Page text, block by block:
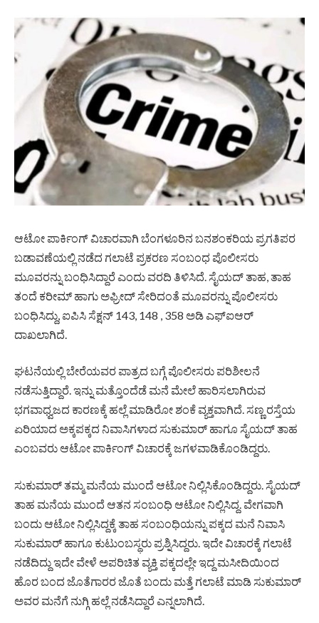
ಆಟೋ ಪಾರ್ಕಿಂಗ್ ವಿಚಾರವಾಗಿ ಬೆಂಗಳೂರಿನ ಬನಶಂಕರಿಯ ಪ್ರಗತಿಪರ
ಬಡಾವಣೆಯಲ್ಲಿ ನಡೆದ ಗಲಾಟೆ ಪ್ರಕರಣ ಸಂಬಂಧ ಪೊಲೀಸರು
ಮೂವರನ್ನು ಬಂಧಿಸಿದ್ದಾರೆ ಎಂದು ವರದಿ ತಿಳಿಸಿದೆ. ಸೈಯದ್ ತಾಹ, ತಾಹ
ತಂದೆ ಕರೀಮ್ ಹಾಗು ಅಫ್ರೀದ್ ಸೇರಿದಂತೆ ಮೂವರನ್ನು ಪೊಲೀಸರು
ಬಂಧಿಸಿದ್ದು, ಐಪಿಸಿ ಸೆಕ್ಷನ್ 143, 148 , 358 ಅಡಿ ಎಫ್​ಐಆರ್
ದಾಖಲಾಗಿದೆ.
ಘಟನೆಯಲ್ಲಿ ಬೇರೆಯವರ ಪಾತ್ರದ ಬಗ್ಗೆ ಪೊಲೀಸರು ಪರಿಶೀಲನೆ
ನಡೆಸುತ್ತಿದ್ದಾರೆ. ಇನ್ನು ಮತ್ತೊಂದೆಡೆ ಮನೆ ಮೇಲೆ ಹಾರಿಸಲಾಗಿರುವ
ಭಗವಾಧ್ವಜದ ಕಾರಣಕ್ಕೆ ಹಲ್ಲೆ ಮಾಡಿರೋ ಶಂಕೆ ವ್ಯಕ್ತವಾಗಿದೆ. ಸಣ್ಣ ರಸ್ತೆಯ
ಏರಿಯಾದ ಅಕ್ಕಪಕ್ಕದ ನಿವಾಸಿಗಳಾದ ಸುಕುಮಾರ್ ಹಾಗೂ ಸೈಯದ್ ತಾಹ
ಎಂಬವರು ಆಟೋ ಪಾರ್ಕಿಂಗ್ ವಿಚಾರಕ್ಕೆ ಜಗಳವಾಡಿಕೊಂಡಿದ್ದರು.
ಸುಕುಮಾರ್ ತಮ್ಮ ಮನೆಯ ಮುಂದೆ ಆಟೋ ನಿಲ್ಲಿಸಿಕೊಂಡಿದ್ದರು. ಸೈಯದ್
ತಾಹ ಮನೆಯ ಮುಂದೆ ಆತನ ಸಂಬಂಧಿ ಆಟೋ ನಿಲ್ಲಿಸಿದ್ದ. ವೇಗವಾಗಿ
ಬಂದು ಆಟೋ ನಿಲ್ಲಿಸಿದ್ದಕ್ಕೆ ತಾಹ ಸಂಬಂಧಿಯನ್ನು ಪಕ್ಕದ ಮನೆ ನಿವಾಸಿ
ಸುಕುಮಾರ್ ಹಾಗೂ ಕುಟುಂಬಸ್ಥರು ಪ್ರಶ್ನಿಸಿದ್ದರು. ಇದೇ ವಿಚಾರಕ್ಕೆ ಗಲಾಟೆ
ನಡೆದಿದ್ದು ಇದೇ ವೇಳೆ ಅಪರಿಚಿತ ವ್ಯಕ್ತಿ ಪಕ್ಕದಲ್ಲೇ ಇದ್ದ ಮಸೀದಿಯಿಂದ
ಹೊರ ಬಂದ ಜೊತೆಗಾರರ ಜೊತೆ ಬಂದು ಮತ್ತೆ ಗಲಾಟೆ ಮಾಡಿ ಸುಕುಮಾರ್
ಅವರ ಮನೆಗೆ ನುಗ್ಗಿ ಹಲ್ಲೆ ನಡೆಸಿದ್ದಾರೆ ಎನ್ನಲಾಗಿದೆ.